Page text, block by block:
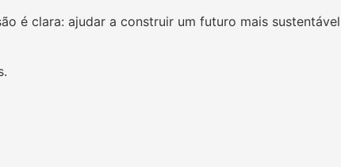
é clara: ajudar a construir um futuro mais sustentável